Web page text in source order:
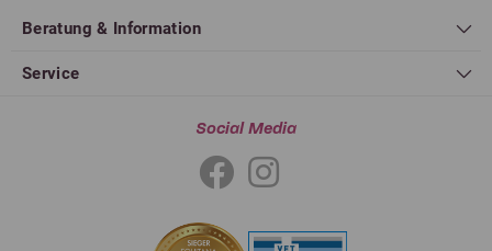
Beratung & Information
Service
Social Media